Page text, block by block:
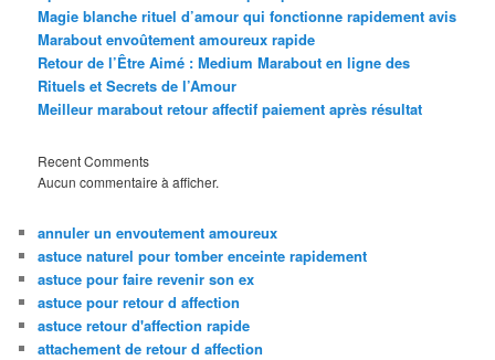
Magie blanche rituel d’amour qui fonctionne rapidement avis
Marabout envoûtement amoureux rapide
Retour de l’Être Aimé : Medium Marabout en ligne des
Rituels et Secrets de l’Amour
Meilleur marabout retour affectif paiement après résultat
Recent Comments
Aucun commentaire à afficher.
annuler un envoutement amoureux
astuce naturel pour tomber enceinte rapidement
astuce pour faire revenir son ex
astuce pour retour d affection
astuce retour d'affection rapide
attachement de retour d affection